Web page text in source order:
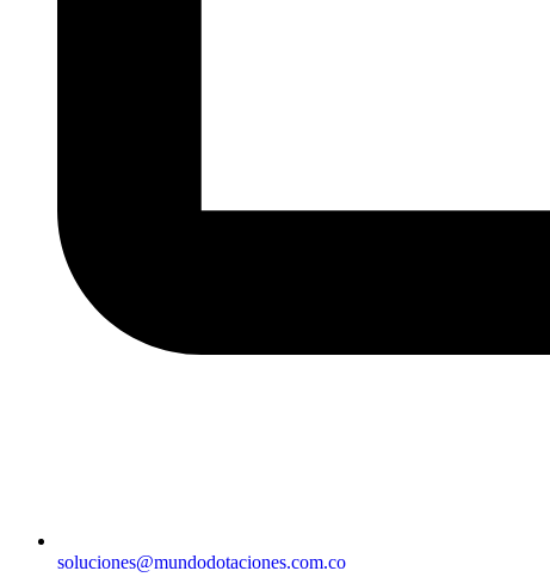
soluciones@mundodotaciones.com.co